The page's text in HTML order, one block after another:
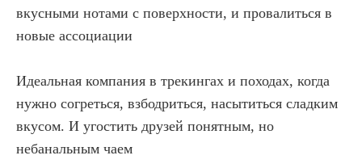
вкусными нотами с поверхности, и провалиться в
новые ассоциации
Идеальная компания в трекингах и походах, когда
нужно согреться, взбодриться, насытиться сладким
вкусом. И угостить друзей понятным, но
небанальным чаем